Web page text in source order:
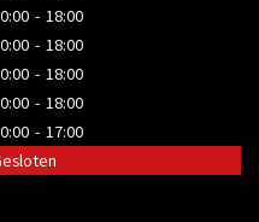
- 18:00
- 18:00
- 18:00
- 18:00
- 17:00